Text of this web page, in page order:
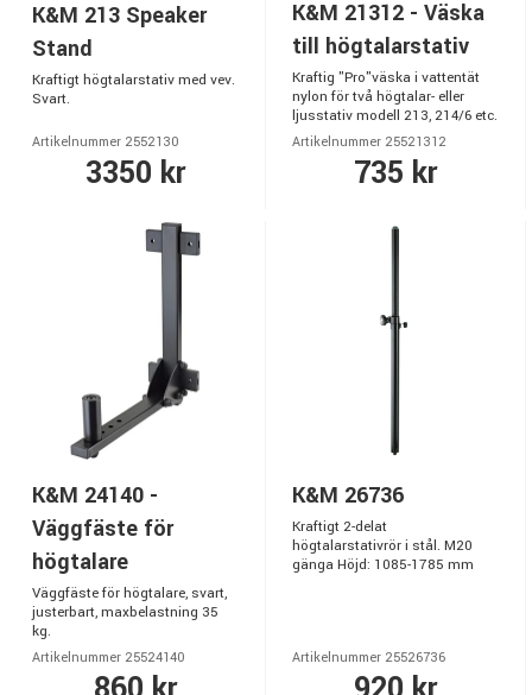
K&M 213 Speaker
Stand
Kraftigt högtalarstativ med vev.
Svart.
Artikelnummer 2552130
3350 kr
K&M 21312 - Väska
till högtalarstativ
Kraftig "Pro"väska i vattentät
nylon för två högtalar- eller
ljusstativ modell 213, 214/6 etc.
Artikelnummer 25521312
735 kr
K&M 24140 -
Väggfäste för
högtalare
Väggfäste för högtalare, svart,
justerbart, maxbelastning 35
kg.
Artikelnummer 25524140
K&M 26736
Kraftigt 2-delat
högtalarstativrör i stål. M20
gänga Höjd: 1085-1785 mm
Artikelnummer 25526736